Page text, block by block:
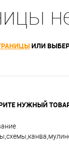
ИЛИ
НУЖНЫЙ